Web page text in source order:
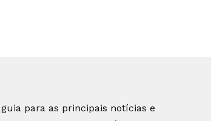
para as principais notícias e